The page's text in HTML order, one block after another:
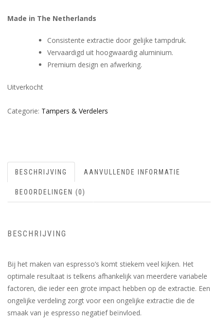
Made in The Netherlands
Consistente extractie door gelijke tampdruk.
Vervaardigd uit hoogwaardig aluminium.
Premium design en afwerking.
Uitverkocht
Categorie: Tampers & Verdelers
BESCHRIJVING AANVULLENDE INFORMATIE
BEOORDELINGEN (0)
BESCHRIJVING
Bij het maken van espresso’s komt stiekem veel kijken. Het
optimale resultaat is telkens afhankelijk van meerdere variabele
factoren, die ieder een grote impact hebben op de extractie. Een
ongelijke verdeling zorgt voor een ongelijke extractie die de
smaak van je espresso negatief beïnvloed.